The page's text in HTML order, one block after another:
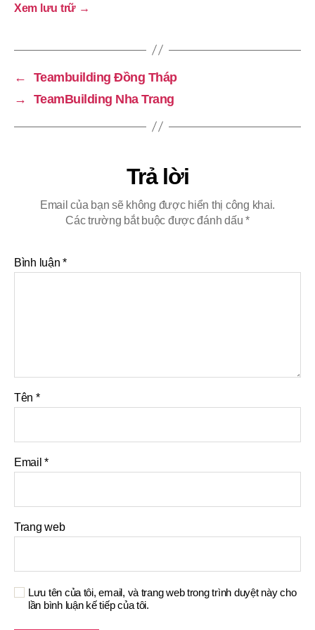
Xem lưu trữ →
←
Teambuilding Đồng Tháp
→
TeamBuilding Nha Trang
Trả lời
Email của bạn sẽ không được hiển thị công khai.
Các trường bắt buộc được đánh dấu*
Bình luận*
Tên *
Email*
Trang web
Lưu tên của tôi, email, và trang web trong trình duyệt này cho
lần bình luận kế tiếp của tôi.